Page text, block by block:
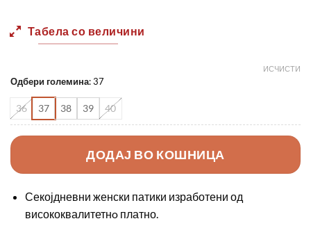
Табела со величини
Одбери големина:37
36 37 38 39 40
ИСЧИСТИ
ДОДАЈ ВО КОШНИЦА
Секојдневни женски патики изработени од
висококвалитетнo платно.